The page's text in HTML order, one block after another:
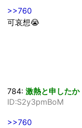
>>760
可哀想😭
784: 激熱と申したか
ID:S2y3pmBoM
>>760